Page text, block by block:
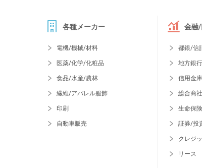
各種メーカー
電機/機械/材料
医薬/化学/化粧品
食品/水産/農林
繊維/アパレル服飾
印刷
自動車販売
金融
都銀/信
地方銀行
信用金庫
総合商
生命保
証券/投
クレジ
リース